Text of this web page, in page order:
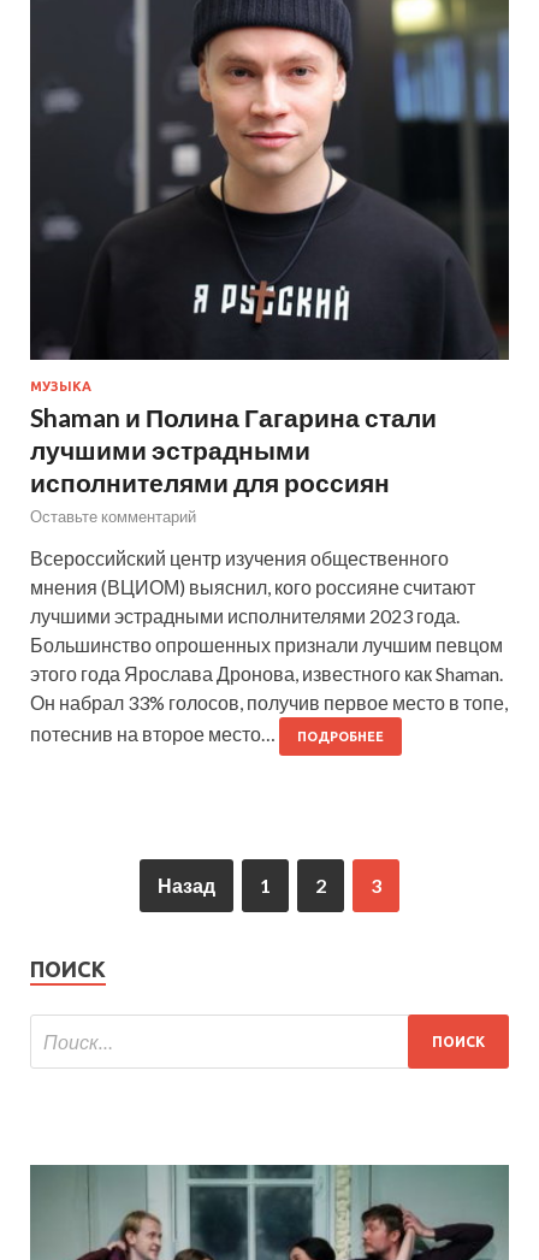
МУЗЫКА
Shaman и Полина Гагарина стали
лучшими эстрадными
исполнителями для россиян
Оставьте комментарий
Всероссийский центр изучения общественного
мнения (ВЦИОМ) выяснил, кого россияне считают
лучшими эстрадными исполнителями 2023 года.
Большинство опрошенных признали лучшим певцом
этого года Ярослава Дронова, известного как Shaman.
Он набрал 33% голосов, получив первое место в топе,
потеснив на второе место…
ПОДРОБНЕЕ
Назад 1 2 3
ПОИСК